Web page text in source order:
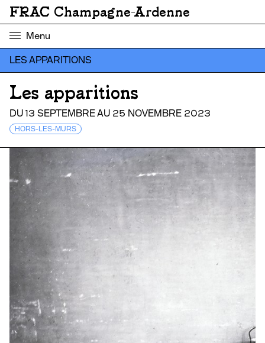
FRAC Champagne-Ardenne
Menu
LES APPARITIONS
Les apparitions
DU 13 SEPTEMBRE AU 25 NOVEMBRE 2023
HORS-LES-MURS